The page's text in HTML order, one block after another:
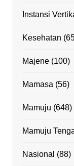
Instansi
Kesehatan
Majene(100)
Mamasa (56)
Mamuju (648)
Mamuju
Nasional (88)